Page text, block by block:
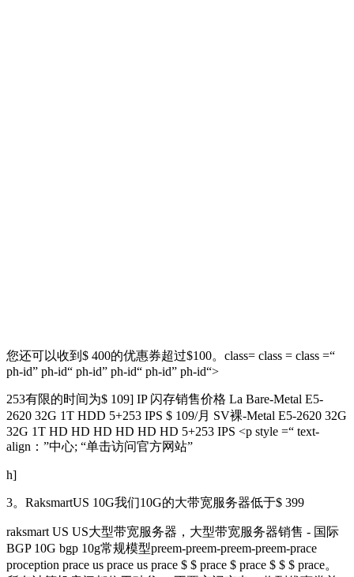
您还可以收到$ 400的优惠券超过$100。class= class = class =“
ph-id” ph-id“ ph-id” ph-id“ ph-id” ph-id“>
253有限的时间为$ 109] IP 闪存销售价格 La Bare-Metal E5-
2620 32G 1T HDD 5+253 IPS $ 109/月 SV裸-Metal E5-2620 32G
32G 1T HD HD HD HD HD HD 5+253 IPS <p style =“ text-
align：”中心; “单击访问官方网站”
h]
3。RaksmartUS 10G我们10G的大带宽服务器低于$ 399
raksmart US US大型带宽服务器，大型带宽服务器销售 - 国际
BGP 10G bgp 10g常规模型preem-preem-preem-preem-prace
proception prace us prace us prace $ $ prace $ prace $ $ $ prace。